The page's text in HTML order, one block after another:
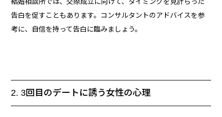
告白を促すこともあります。コンサルタントのアドバイスを参
考に、自信を持って告白に臨みましょう。
2. 3回目のデートに誘う女性の心理